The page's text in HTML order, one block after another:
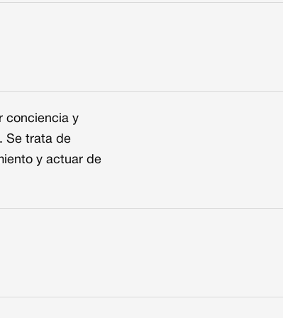
conciencia y
Se trata de
y actuar de